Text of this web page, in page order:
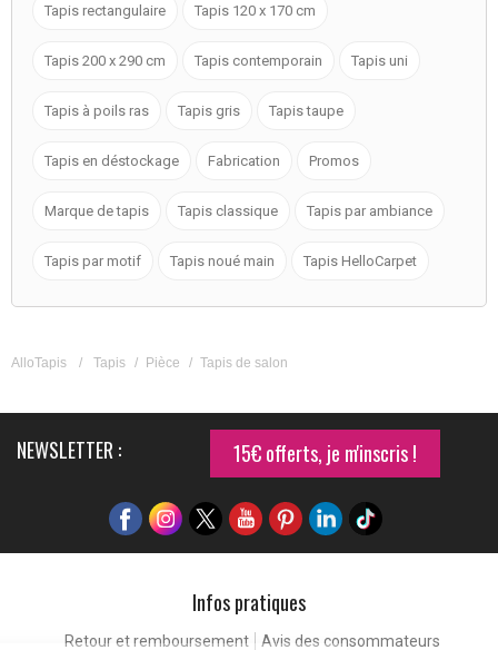
Tapis rectangulaire Tapis 120 x 170 cm
Tapis 200 x 290 cm Tapis contemporain Tapis uni
Tapis à poils ras Tapis gris Tapis taupe
Tapis en déstockage Fabrication Promos
Marque de tapis Tapis classique Tapis par ambiance
Tapis par motif Tapis noué main Tapis HelloCarpet
AlloTapis / Tapis / Pièce / Tapis de salon
NEWSLETTER : 15€ offerts, je m'inscris !
Infos pratiques
Retour et remboursement Avis des consommateurs